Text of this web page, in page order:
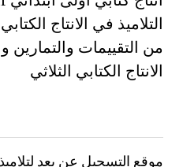
التلاميذ في الانتاج
من التقييمات والتمارين
الانتاج الكتابي الثلاثي
موقع التسجيل عن بعد لتلاميذ